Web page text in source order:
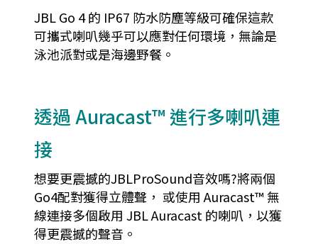
JBL Go 4 的 IP67 防水防塵等級可確保這款
可攜式喇叭幾乎可以應對任何環境，無論是
泳池派對或是海邊野餐。
透過 Auracast™ 進行多喇叭連
接
想要更震撼的JBLProSound音效嗎?將兩個
Go4配對獲得立體聲， 或使用 Auracast™ 無
線連接多個啟用 JBL Auracast 的喇叭，以獲
得更震撼的聲音。